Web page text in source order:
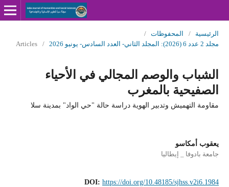
الرئيسية / المحفوظات
/
مجلد 2 عدد 6 (2026): المجلد الثاني- العدد السادس- يونيو 2026
/
Articles
الشباب والوصم المجالي في الأحياء
الصفيحية بالمغرب
مقاومة التهميش وتدبير الهوية دراسة حالة "حي الواد" بمدينة سلا
يعقوب أمكاسو
جامعة بادوفا _ إيطاليا
DOI:https://doi.org/10.48185/sjhss.v2i6.1984